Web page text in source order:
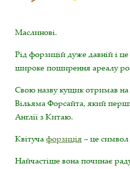
Маслинові.
Рід форзицій дуже давній і
широке поширення ареалу
Свою назву кущик отримав на
Вільяма Форсайта, який
Англії з Китаю.
Квітучафорзиція – це
Найчастіше вона починає